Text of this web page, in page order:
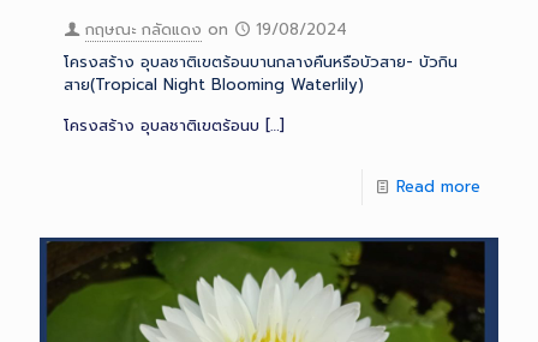
กฤษณะ กลัดแดง on
19/08/2024
โครงสร้าง อุบลชาติเขตร้อนบานกลางคืนหรือบัวสาย- บัวกิน
สาย(Tropical Night Blooming Waterlily)
โครงสร้าง อุบลชาติเขตร้อนบ […]
Read more